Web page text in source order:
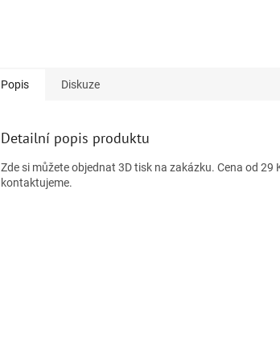
Popis Diskuze
Detailní popis produktu
Zde si můžete objednat 3D tisk na zakázku. Cena od
kontaktujeme.